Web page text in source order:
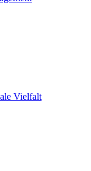
Vielfalt